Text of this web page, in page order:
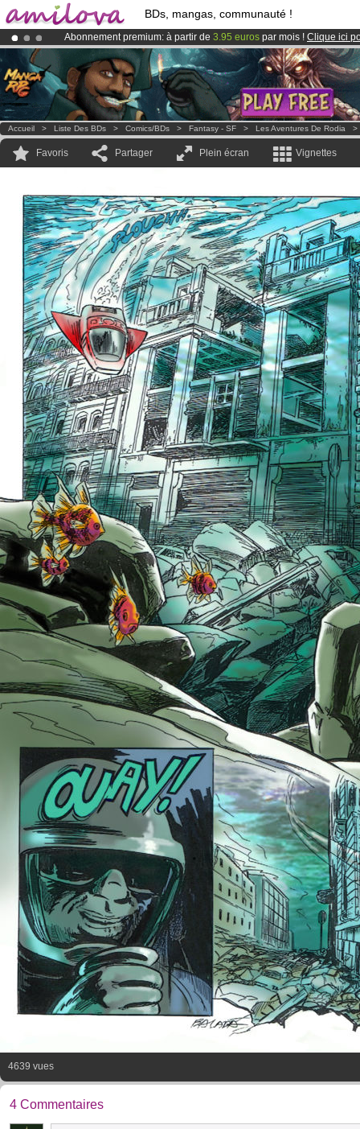
BDs, mangas, communauté !
Abonnement premium: à partir de 3.95 euros par mois ! Clique ici
LeKickstarter Amilova est désormais lancé!.
Déjà 100000membreset 1000BDs & Mangas!
Accueil > Liste Des BDs > Comics/BDs > Fantasy - SF > Les Aventures De Rodia
Favoris Partager Plein écran Vignettes
4639 vues
4 Commentaires